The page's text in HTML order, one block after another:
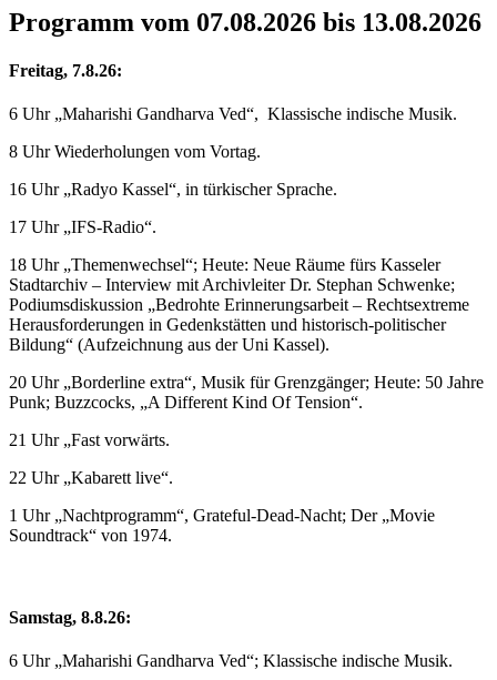
Programm vom 07.08.2026 bis 13.08.2026
Freitag, 7.8.26:
6 Uhr „Maharishi Gandharva Ved“, Klassische indische Musik.
8 Uhr Wiederholungen vom Vortag.
16 Uhr „Radyo Kassel“, in türkischer Sprache.
17 Uhr „IFS-Radio“.
18 Uhr „Themenwechsel“; Heute: Neue Räume fürs Kasseler
Stadtarchiv – Interview mit Archivleiter Dr. Stephan Schwenke;
Podiumsdiskussion „Bedrohte Erinnerungsarbeit – Rechtsextreme
Herausforderungen in Gedenkstätten und historisch-politischer
Bildung“ (Aufzeichnung aus der Uni Kassel).
20 Uhr „Borderline extra“, Musik für Grenzgänger; Heute: 50 Jahre
Punk; Buzzcocks, „A Different Kind Of Tension“.
21 Uhr „Fast vorwärts.
22 Uhr „Kabarett live“.
1 Uhr „Nachtprogramm“, Grateful-Dead-Nacht; Der „Movie
Soundtrack“ von 1974.
Samstag, 8.8.26:
6 Uhr „Maharishi Gandharva Ved“; Klassische indische Musik.